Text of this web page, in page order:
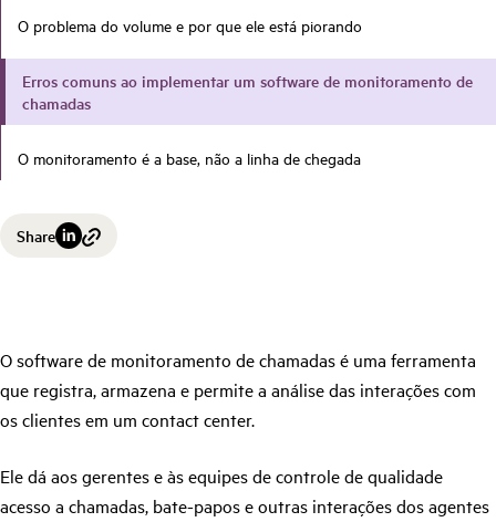
O problema do volume e por que ele está piorando
Erros comuns ao implementar um software de monitoramento de
chamadas
O monitoramento é a base, não a linha de chegada
Share
O software de monitoramento de chamadas é uma ferramenta
que registra, armazena e permite a análise das interações com
os clientes em um contact center.
Ele dá aos gerentes e às equipes de controle de qualidade
acesso a chamadas, bate-papos e outras interações dos agentes